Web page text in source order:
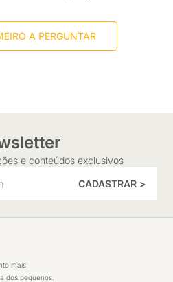
A PERGUNTAR
e conteúdos exclusivos
CADASTRAR >
mais
dos pequenos.